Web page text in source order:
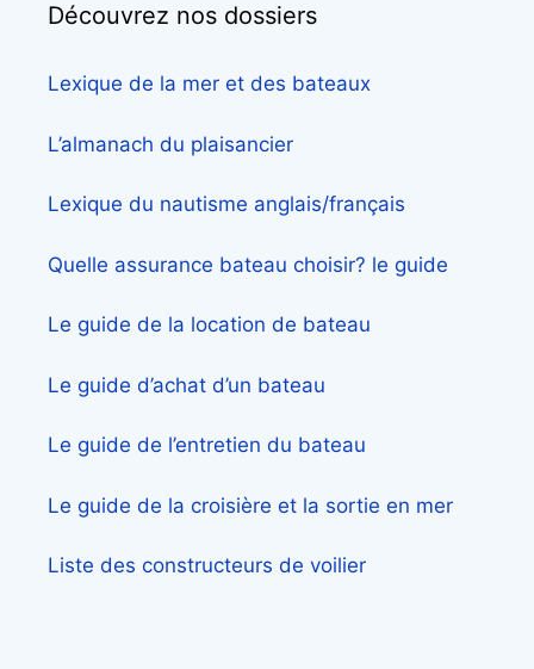
Découvrez nos dossiers
Lexique de la mer et des bateaux
L’almanach du plaisancier
Lexique du nautisme anglais/français
Quelle assurance bateau choisir? le guide
Le guide de la location de bateau
Le guide d’achat d’un bateau
Le guide de l’entretien du bateau
Le guide de la croisière et la sortie en mer
Liste des constructeurs de voilier